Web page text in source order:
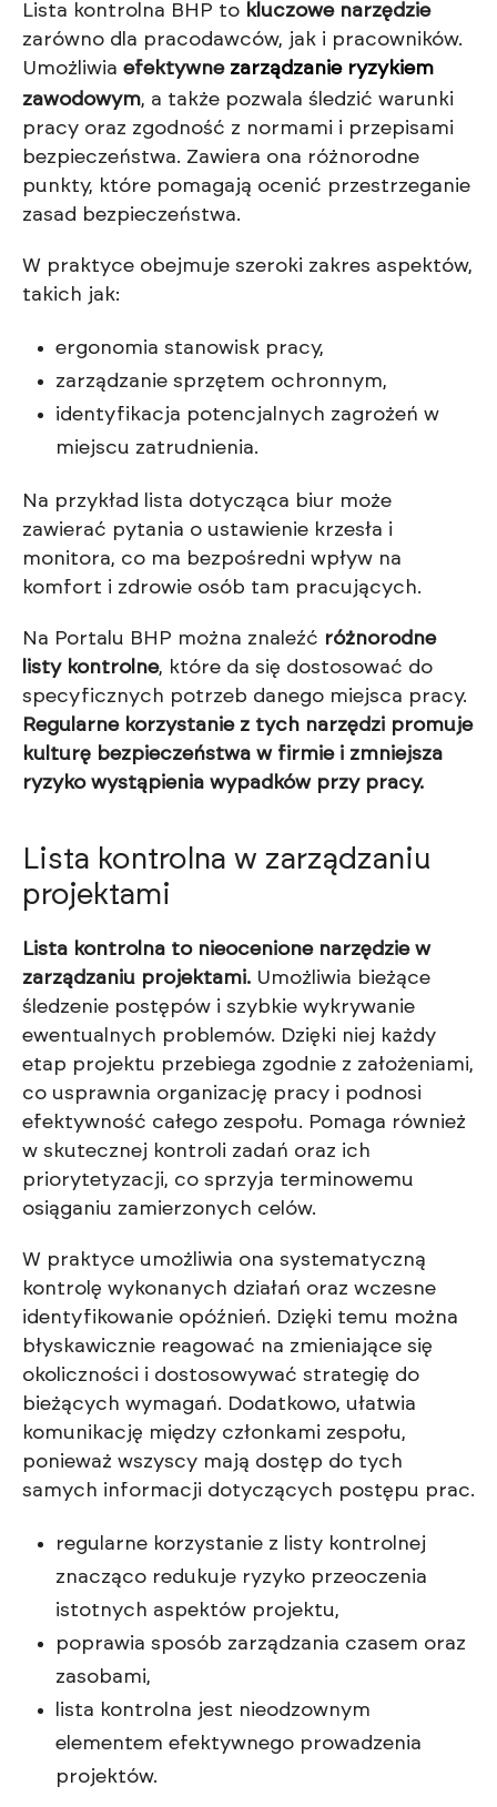
Lista kontrolna BHP to kluczowe narzędzie
zarówno dla pracodawców, jak i pracowników.
Umożliwia efektywne zarządzanie ryzykiem
zawodowym, a także pozwala śledzić warunki
pracy oraz zgodność z normami i przepisami
bezpieczeństwa. Zawiera ona różnorodne
punkty, które pomagają ocenić przestrzeganie
zasad bezpieczeństwa.
W praktyce obejmuje szeroki zakres aspektów,
takich jak:
ergonomia stanowisk pracy,
zarządzanie sprzętem ochronnym,
identyfikacja potencjalnych zagrożeń w
miejscu zatrudnienia.
Na przykład lista dotycząca biur może
zawierać pytania o ustawienie krzesła i
monitora, co ma bezpośredni wpływ na
komfort i zdrowie osób tam pracujących.
Na Portalu BHP można znaleźć różnorodne
listy kontrolne, które da się dostosować do
specyficznych potrzeb danego miejsca pracy.
Regularne korzystanie z tych narzędzi promuje
kulturę bezpieczeństwa w firmie i zmniejsza
ryzyko wystąpienia wypadków przy pracy.
Lista kontrolna w zarządzaniu
projektami
Lista kontrolna to nieocenione narzędzie w
zarządzaniu projektami. Umożliwia bieżące
śledzenie postępów i szybkie wykrywanie
ewentualnych problemów. Dzięki niej każdy
etap projektu przebiega zgodnie z założeniami,
co usprawnia organizację pracy i podnosi
efektywność całego zespołu. Pomaga również
w skutecznej kontroli zadań oraz ich
priorytetyzacji, co sprzyja terminowemu
osiąganiu zamierzonych celów.
W praktyce umożliwia ona systematyczną
kontrolę wykonanych działań oraz wczesne
identyfikowanie opóźnień. Dzięki temu można
błyskawicznie reagować na zmieniające się
okoliczności i dostosowywać strategię do
bieżących wymagań. Dodatkowo, ułatwia
komunikację między członkami zespołu,
ponieważ wszyscy mają dostęp do tych
samych informacji dotyczących postępu prac.
regularne korzystanie z listy kontrolnej
znacząco redukuje ryzyko przeoczenia
istotnych aspektów projektu,
poprawia sposób zarządzania czasem oraz
zasobami,
lista kontrolna jest nieodzownym
elementem efektywnego prowadzenia
projektów.